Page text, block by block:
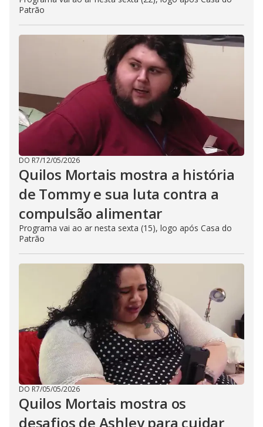
Patrão
DO R7/12/05/2026
Quilos Mortais mostra a história
de Tommy e sua luta contra a
compulsão alimentar
Programa vai ao ar nesta sexta (15), logo após Casa do
Patrão
DO R7/05/05/2026
Quilos Mortais mostra os
desafios de Ashley para cuidar